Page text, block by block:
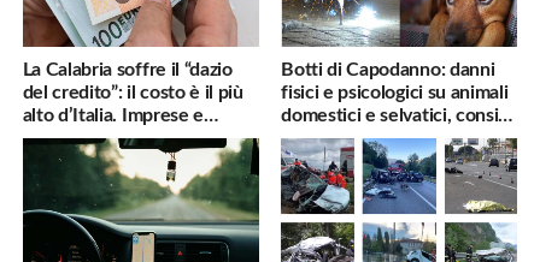
La Calabria soffre il “dazio
del credito”: il costo è il più
alto d’Italia. Imprese e
famiglie penalizzate
Botti di Capodanno: danni
fisici e psicologici su animali
domestici e selvatici, consigli
utili